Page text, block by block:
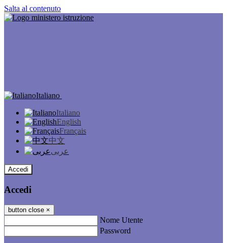
Salta al contenuto
Italiano
Italiano
English
Français
中文
عربى
Accedi
Accedi
button close ×
Nome Utente
Password